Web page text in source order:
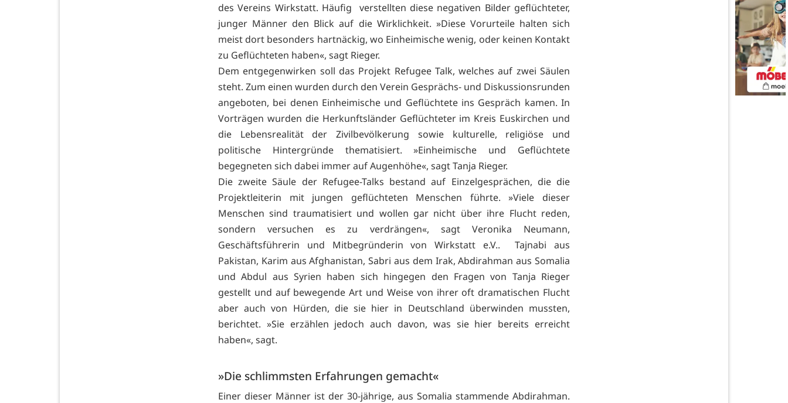
des Vereins Wirkstatt. Häufig verstellten diese negativen Bilder geflüchteter,
junger Männer den Blick auf die Wirklichkeit. »Diese Vorurteile halten sich
meist dort besonders hartnäckig, wo Einheimische wenig, oder keinen Kontakt
zu Geflüchteten haben«, sagt Rieger.
Dem entgegenwirken soll das Projekt Refugee Talk, welches auf zwei Säulen
steht. Zum einen wurden durch den Verein Gesprächs- und Diskussionsrunden
angeboten, bei denen Einheimische und Geflüchtete ins Gespräch kamen. In
Vorträgen wurden die Herkunftsländer Geflüchteter im Kreis Euskirchen und
die Lebensrealität der Zivilbevölkerung sowie kulturelle, religiöse und
politische Hintergründe thematisiert. »Einheimische und Geflüchtete
begegneten sich dabei immer auf Augenhöhe«, sagt Tanja Rieger.
Die zweite Säule der Refugee-Talks bestand auf Einzelgesprächen, die die
Projektleiterin mit jungen geflüchteten Menschen führte. »Viele dieser
Menschen sind traumatisiert und wollen gar nicht über ihre Flucht reden,
sondern versuchen es zu verdrängen«, sagt Veronika Neumann,
Geschäftsführerin und Mitbegründerin von Wirkstatt e.V.. Tajnabi aus
Pakistan, Karim aus Afghanistan, Sabri aus dem Irak, Abdirahman aus Somalia
und Abdul aus Syrien haben sich hingegen den Fragen von Tanja Rieger
gestellt und auf bewegende Art und Weise von ihrer oft dramatischen Flucht
aber auch von Hürden, die sie hier in Deutschland überwinden mussten,
berichtet. »Sie erzählen jedoch auch davon, was sie hier bereits erreicht
haben«, sagt.
»Die schlimmsten Erfahrungen gemacht«
Einer dieser Männer ist der 30-jährige, aus Somalia stammende Abdirahman.